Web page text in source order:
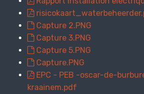
Capture 2.PNG
Capture 3.PNG
Capture 5.PNG
Capture.PNG
EPC - PEB -oscar-de-
kraainem.pdf